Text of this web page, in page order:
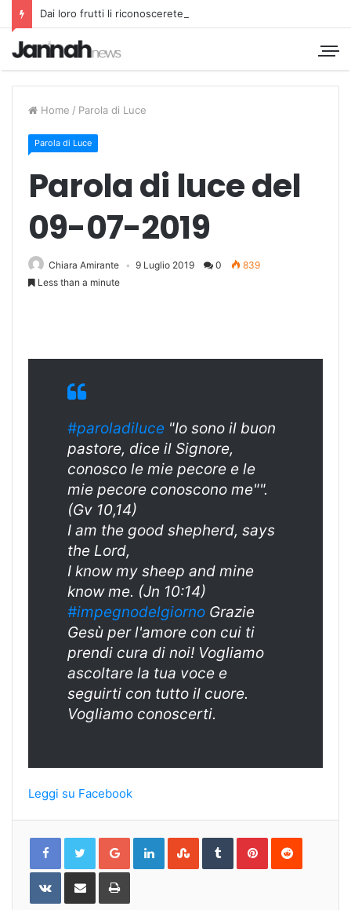
Dai loro frutti li riconoscerete
Home / Parola di Luce
Parola di Luce
Parola di luce del
09-07-2019
Chiara Amirante 9 Luglio 2019 0
839
Less than a minute
#paroladiluce "Io sono il buon
pastore, dice il Signore,
conosco le mie pecore e le
mie pecore conoscono me"".
(Gv 10,14)
I am the good shepherd, says
the Lord,
I know my sheep and mine
know me. (Jn 10:14)
#impegnodelgiorno Grazie
Gesù per l'amore con cui ti
prendi cura di noi! Vogliamo
ascoltare la tua voce e
seguirti con tutto il cuore.
Vogliamo conoscerti.
Leggi su Facebook
Google+LinkedInStumbleUpon
TumblrPinterestReddit
VKontakteShare
Email
Print